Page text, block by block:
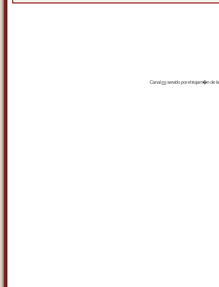
Canalrssservido por eltrujam�nde